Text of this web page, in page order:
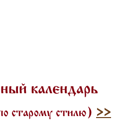
календарь
старому стилю) >>